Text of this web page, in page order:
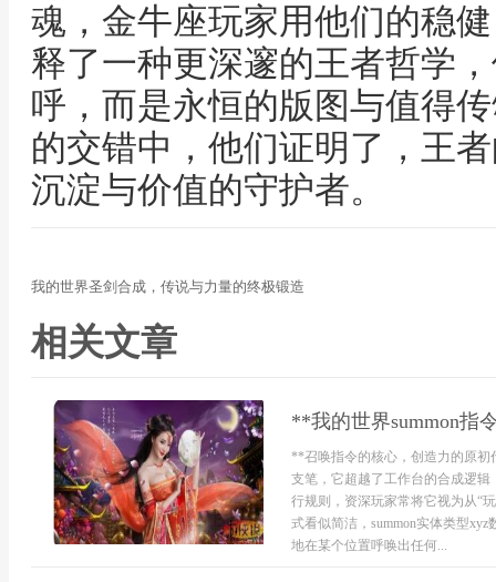
魂，金牛座玩家用他们的稳
释了一种更深邃的王者哲学
呼，而是永恒的版图与值得
的交错中，他们证明了，王
沉淀与价值的守护者。
我的世界圣剑合成，传说与力量的终极锻造
相关文章
**我的世界summon指
**召唤指令的核心，创造力的原初
支笔，它超越了工作台的合成逻
行规则，资深玩家常将它视为从“
式看似简洁，summon实体类型
地在某个位置呼唤出任何...